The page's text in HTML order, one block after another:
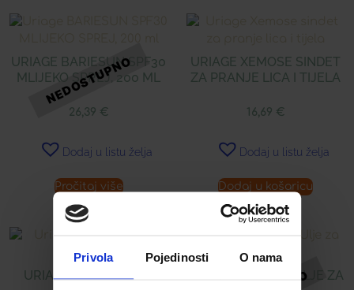
Privola Pojedinosti O nama
URIAGE BARIESUN SPF30
MLIJEKO SPREJ, 200 ML
26,39 €
Dodaj u listu želja
Pročitaj više
URIAGE XEMOSE SINDET
ZA PRANJE LICA I TIJELA
16,69 €
Dodaj u listu želja
Dodaj u košaricu
URIAGE XEMOSE SOS
URIAGE XEMOSE ULJE ZA